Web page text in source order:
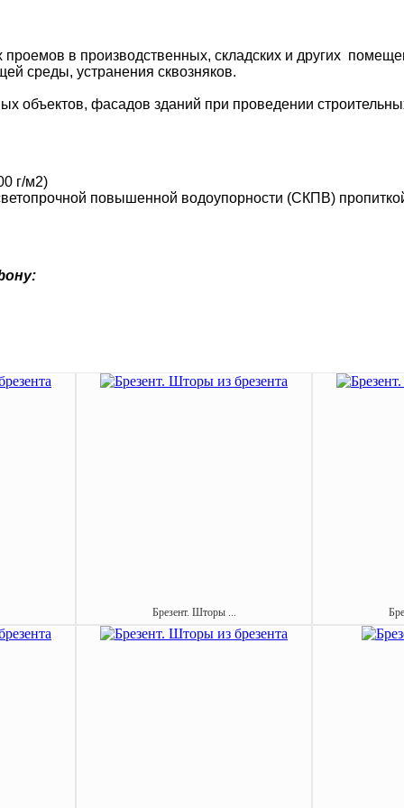
в производственных, складских и других
среды, устранения сквозняков.
объектов, фасадов зданий при проведении
г/м2)
светопрочной повышенной водоупорности (СКПВ)
Брезент. Шторы ...